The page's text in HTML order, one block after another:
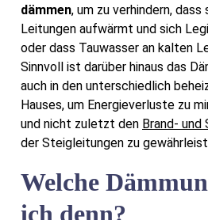
dämmen, um zu verhindern,
Leitungen aufwärmt und sich
oder dass Tauwasser an kalten
Sinnvoll ist darüber hinaus das
auch in den unterschiedlich
Hauses, um Energieverluste zu
und nicht zuletzt den Brand- und
der Steigleitungen zu
Welche
ich denn?